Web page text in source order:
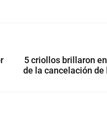
5 criollos brillaron
de la cancelación